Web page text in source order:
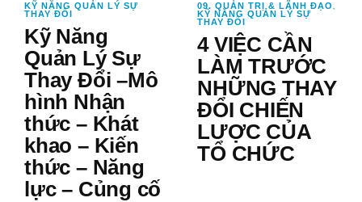
KỸ NĂNG QUẢN LÝ SỰ
THAY ĐỔI
Kỹ Năng
Quản Lý Sự
Thay Đổi –Mô
hình Nhận
thức – Khát
khao – Kiến
thức – Năng
lực – Củng cố
09. QUẢN TRỊ & LÃNH ĐẠO ,
KỸ NĂNG QUẢN LÝ SỰ
THAY ĐỔI
4 VIỆC CẦN
LÀM TRƯỚC
NHỮNG THAY
ĐỔI CHIẾN
LƯỢC CỦA
TỔ CHỨC